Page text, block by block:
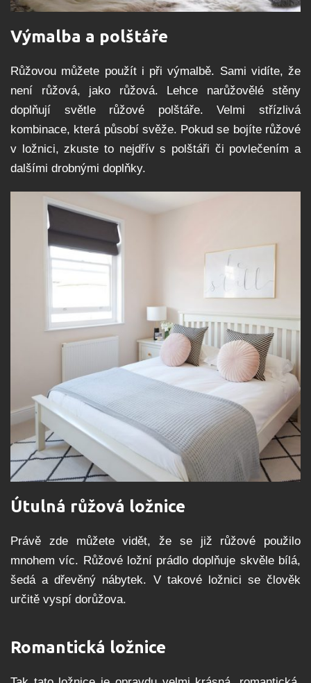
Výmalba a polštáře
Růžovou můžete použít i při výmalbě. Sami vidíte, že
není růžová, jako růžová. Lehce narůžovělé stěny
doplňují světle růžové polštáře. Velmi střízlivá
kombinace, která působí svěže. Pokud se bojíte růžové
v ložnici, zkuste to nejdřív s polštáři či povlečením a
dalšími drobnými doplňky.
Útulná růžová ložnice
Právě zde můžete vidět, že se již růžové použilo
mnohem víc. Růžové ložní prádlo doplňuje skvěle bílá,
šedá a dřevěný nábytek. V takové ložnici se člověk
určitě vyspí dorůžova.
Romantická ložnice